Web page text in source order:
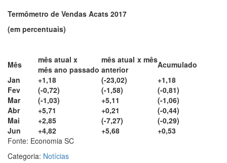
Termômetro de Vendas Acats 2017
(em percentuais)
Mês
mês atual x
mês ano passado
mês atual x mês
anterior
Acumulado
Jan
+1,18 (-23,02)
+1,18
Fev
(-0,72) (-1,58)
(-0,81)
Mar
(-1,03) +5,11
(-1,06)
Abr
+5,71 +0,21
(-0,44)
Mai
+2,85 (-7,27)
(-0,29)
Jun
+4,82 +5,68
+0,53
Fonte: Economia SC
Categoria: Notícias